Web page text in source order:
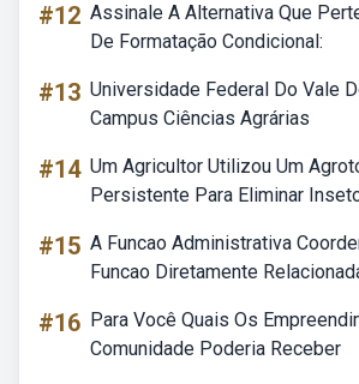
#12 Assinale A Alternativa Que
De Formatação Condicional:
#13 Universidade Federal Do Vale
Campus Ciências Agrárias
#14 Um Agricultor Utilizou Um
Persistente Para Eliminar
#15 A Funcao Administrativa
Funcao Diretamente
#16 Para Você Quais Os
Comunidade Poderia Receber